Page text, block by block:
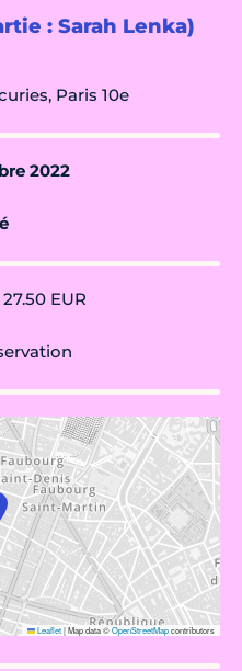
: Sarah Lenka)
Paris 10e
2022
EUR
Leaflet|Map data ©OpenStreetMapcontributors